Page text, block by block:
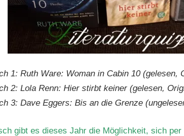
1: Ruth Ware: Woman in Cabin 10(gelesen,
2: Lola Renn: Hier stirbt keiner (gelesen,
3: Dave Eggers: Bis an die Grenze
gibt es dieses Jahr die Möglichkeit, sich